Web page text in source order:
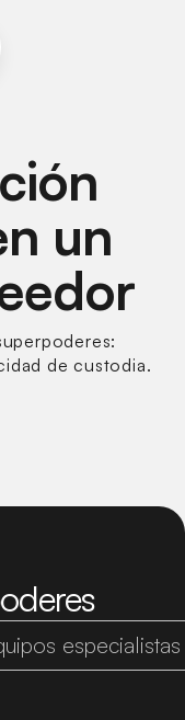
un
de custodia.
especialistas